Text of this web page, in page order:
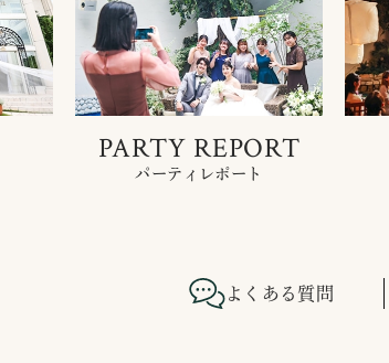
PARTY REPORT
パーティレポート
よくある質問